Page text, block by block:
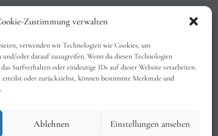
Zustimmung verwalten
verwenden wir Technologien wie Cookies, um
oder darauf zuzugreifen. Wenn du diesen Technologien
Surfverhalten oder eindeutige IDs auf dieser Website verarbeiten.
oder zurückziehst, können bestimmte Merkmale und
Ablehnen Einstellungen ansehen